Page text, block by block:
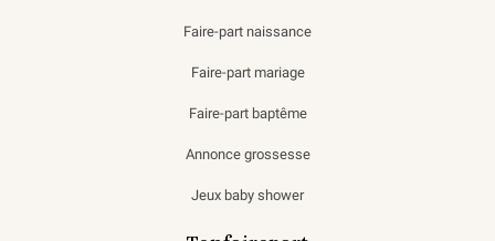
Faire-part naissance
Faire-part mariage
Faire-part baptême
Annonce grossesse
Jeux baby shower